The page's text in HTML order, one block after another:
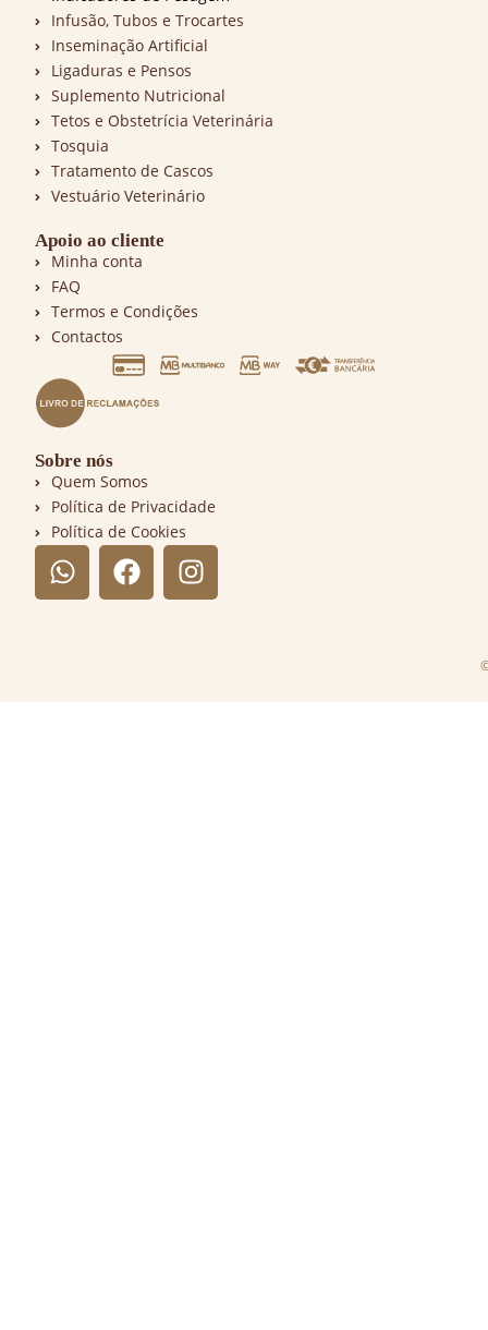
Infusão, Tubos e Trocartes
Inseminação Artificial
Ligaduras e Pensos
Suplemento Nutricional
Tetos e Obstetrícia Veterinária
Tosquia
Tratamento de Cascos
Vestuário Veterinário
Apoio ao cliente
Minha conta
FAQ
Termos e Condições
Contactos
Sobre nós
Quem Somos
Política de Privacidade
Política de Cookies